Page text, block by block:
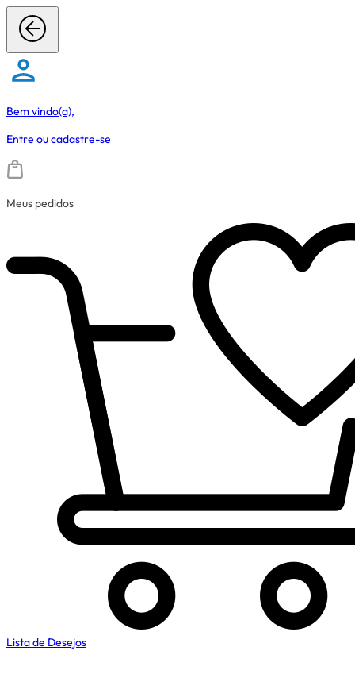
Bem vindo(a),
Entre oucadastre-se
Meus pedidos
Lista de Desejos